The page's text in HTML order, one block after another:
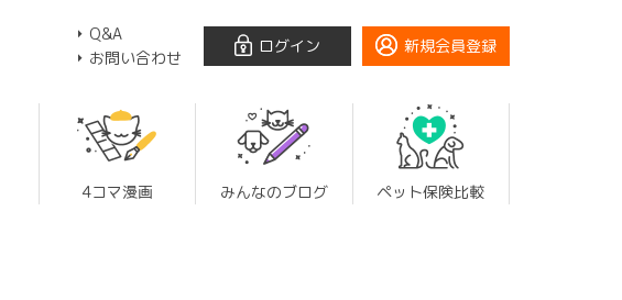
Q&A
お問い合わせ
ログイン 新規会員登録
4コマ漫画 みんなのブログ ペット保険比較